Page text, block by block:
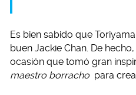
Es bien sabido que
buen Jackie Chan. De
ocasión que tomó gran
maestro borracho para